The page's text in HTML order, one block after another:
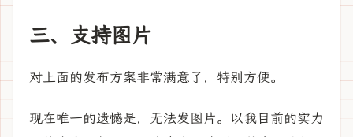
三、支持图片
对上面的发布方案非常满意了，特别方便。
现在唯一的遗憾是，无法发图片。以我目前的实力